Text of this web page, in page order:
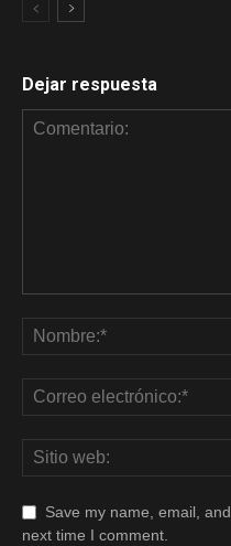
Dejar respuesta
Save my name, email,
next time I comment.